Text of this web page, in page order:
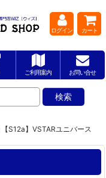
ログイン カート
ご利用案内 お問い合せ
【S12a】VSTARユニバース